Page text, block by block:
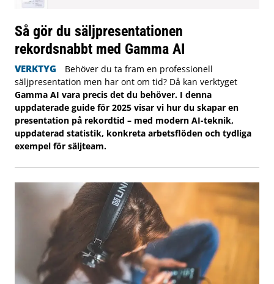
Så gör du säljpresentationen
rekordsnabbt med Gamma AI
VERKTYG
Behöver du ta fram en professionell
säljpresentation men har ont om tid? Då kan verktyget
Gamma AI vara precis det du behöver. I denna
uppdaterade guide för 2025 visar vi hur du skapar en
presentation på rekordtid – med modern AI-teknik,
uppdaterad statistik, konkreta arbetsflöden och tydliga
exempel för säljteam.